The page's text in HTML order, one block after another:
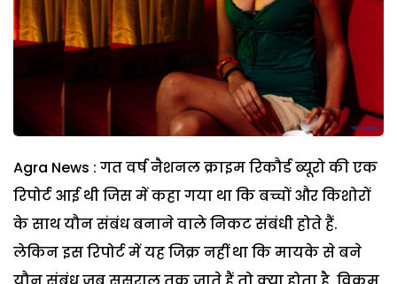
Agra News : गत वर्ष नैशनल क्राइम रिकौर्ड ब्यूरो की एक
रिपोर्ट आई थी जिस में कहा गया था कि बच्चों और किशोरों
के साथ यौन संबंध बनाने वाले निकट संबंधी होते हैं.
लेकिन इस रिपोर्ट में यह जिक्र नहीं था कि मायके से बने